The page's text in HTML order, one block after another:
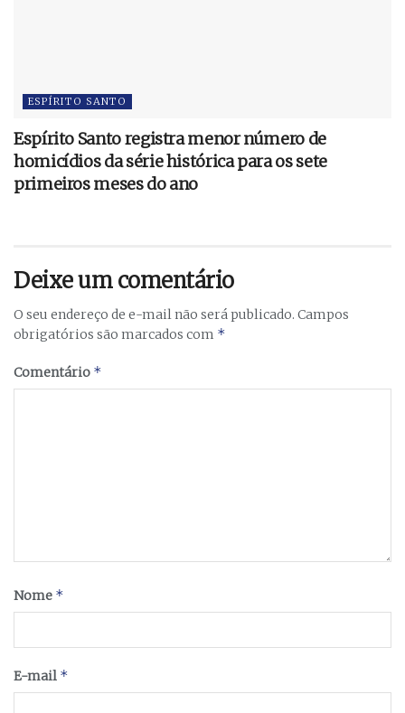
ESPÍRITO SANTO
Espírito Santo registra menor número de
homicídios da série histórica para os sete
primeiros meses do ano
Deixe um comentário
O seu endereço de e-mail não será publicado. Campos
obrigatórios são marcados com *
Comentário *
Nome *
E-mail *